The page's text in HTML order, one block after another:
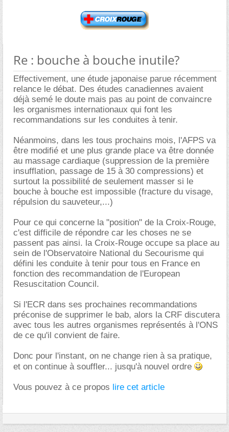
Re : bouche à bouche inutile?
Effectivement, une étude japonaise parue récemment
relance le débat. Des études canadiennes avaient
déjà semé le doute mais pas au point de convaincre
les organismes internationaux qui font les
recommandations sur les conduites à tenir.
Néanmoins, dans les tous prochains mois, l'AFPS va
être modifié et une plus grande place va être donnée
au massage cardiaque (suppression de la première
insufflation, passage de 15 à 30 compressions) et
surtout la possibilité de seulement masser si le
bouche à bouche est impossible (fracture du visage,
répulsion du sauveteur,...)
Pour ce qui concerne la "position" de la Croix-Rouge,
c'est difficile de répondre car les choses ne se
passent pas ainsi. la Croix-Rouge occupe sa place au
sein de l'Observatoire National du Secourisme qui
défini les conduite à tenir pour tous en France en
fonction des recommandation de l'European
Resuscitation Council.
Si l'ECR dans ses prochaines recommandations
préconise de supprimer le bab, alors la CRF discutera
avec tous les autres organismes représentés à l'ONS
de ce qu'il convient de faire.
Donc pour l'instant, on ne change rien à sa pratique,
et on continue à souffler... jusqu'à nouvel ordre
Vous pouvez à ce propos lire cet article